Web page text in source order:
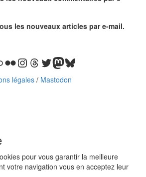
les nouveaux articles par e-mail.
FlickrInstagram
Threads
Twitter
Mastodon
Bluesky
légales / Mastodon
pour vous garantir la meilleure
votre navigation vous en acceptez leur